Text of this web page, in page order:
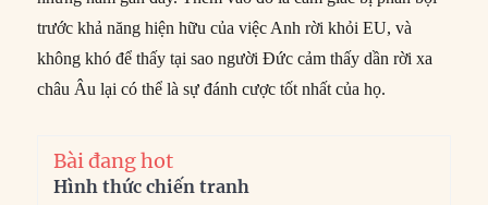
trước khả năng hiện hữu của việc Anh rời khỏi EU, và
không khó để thấy tại sao người Đức cảm thấy dần rời xa
châu Âu lại có thể là sự đánh cược tốt nhất của họ.
Bài đang hot
Hình thức chiến tranh